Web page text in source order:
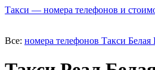
Такси — номера телефонов и
Все: номера телефонов Такси Белая